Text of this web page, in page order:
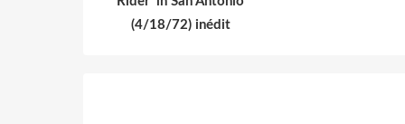
(4/18/72) inédit